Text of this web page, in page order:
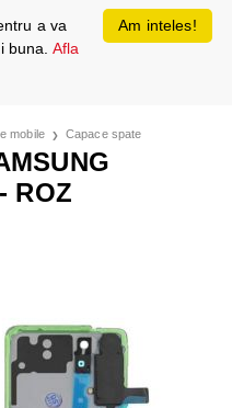
mobile Capace spate
ROZ
Am inteles!
a va
buna. Afla